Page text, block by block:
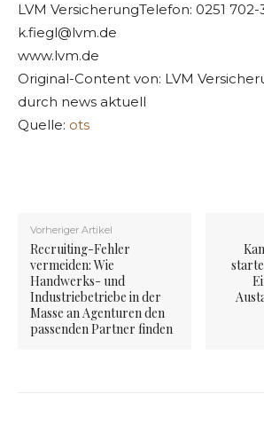
LVM VersicherungTelefon: 0251 702-
k.fiegl@lvm.de
www.lvm.de
Original-Content von: LVM
durch news aktuell
Quelle: ots
Vorheriger Artikel
Recruiting-Fehler
vermeiden: Wie
Handwerks- und
Industriebetriebe in der
Masse an Agenturen den
passenden Partner finden